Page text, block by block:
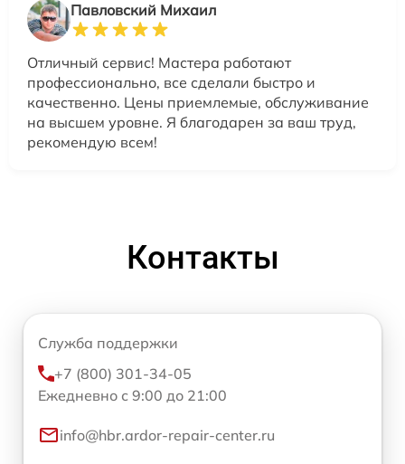
Павловский Михаил
Отличный сервис! Мастера работают
профессионально, все сделали быстро и
качественно. Цены приемлемые, обслуживание
на высшем уровне. Я благодарен за ваш труд,
рекомендую всем!
Контакты
Служба поддержки
+7 (800) 301-34-05
Ежедневно с 9:00 до 21:00
info@hbr.ardor-repair-center.ru